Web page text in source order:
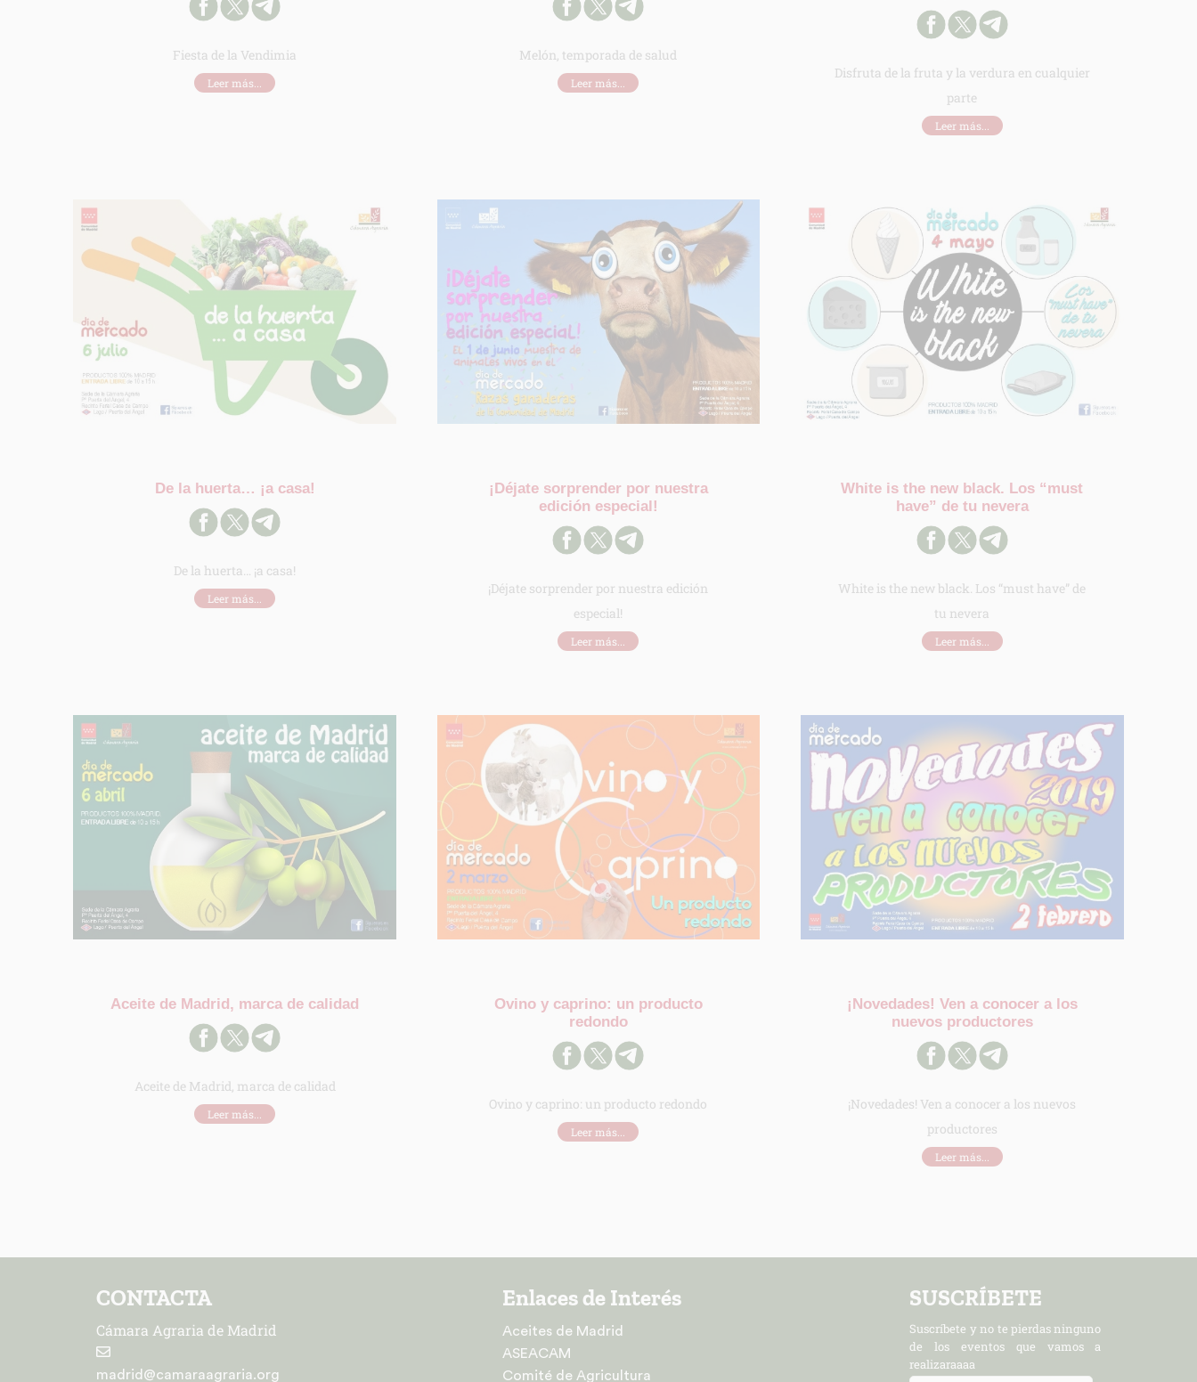
Fiesta de la Vendimia
Leer más...
Melón, temporada de salud
Leer más...
Disfruta de la fruta y la verdura en cualquier
parte
Leer más...
De la huerta… ¡a casa!
De la huerta… ¡a casa!
Leer más...
¡Déjate sorprender por nuestra
edición especial!
¡Déjate sorprender por nuestra edición
especial!
Leer más...
White is the new black. Los “must
have” de tu nevera
White is the new black. Los “must have” de
tu nevera
Leer más...
Aceite de Madrid, marca de calidad
Aceite de Madrid, marca de calidad
Leer más...
Ovino y caprino: un producto
redondo
Ovino y caprino: un producto redondo
Leer más...
¡Novedades! Ven a conocer a los
nuevos productores
¡Novedades! Ven a conocer a los nuevos
productores
Leer más...
CONTACTA
Cámara Agraria de Madrid
madrid@camaraagraria.org
Enlaces de Interés
Aceites de Madrid
ASEACAM
Comité de Agricultura
SUSCRÍBETE
Suscríbete y no te pierdas ninguno
de los eventos que vamos a
realizaraaaa